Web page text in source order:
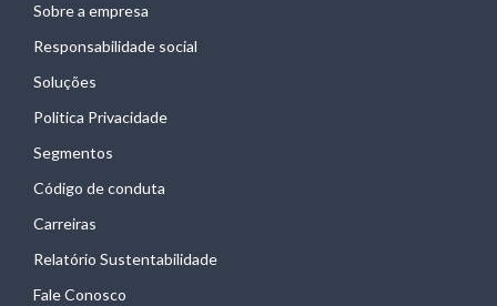
Sobre a empresa
Responsabilidade social
Soluções
Politica Privacidade
Segmentos
Código de conduta
Carreiras
Relatório Sustentabilidade
Fale Conosco